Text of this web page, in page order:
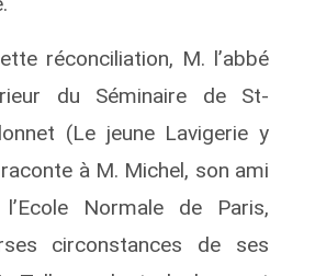
réconciliation, M. l’abbé
du Séminaire de St-
(Le jeune Lavigerie y
à M. Michel, son ami
Normale de Paris,
circonstances de ses